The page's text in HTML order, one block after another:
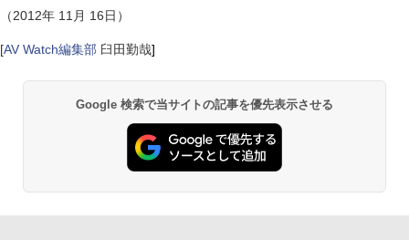
（2012年 11月 16日）
[AV Watch編集部 臼田勤哉]
Google 検索で当サイトの記事を優先表示させる